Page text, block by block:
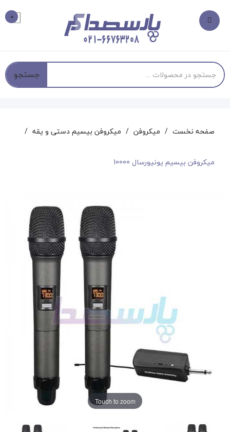
0
جستجو
صفحه نخست میکروفن میکروفن بیسیم دستی و یقه
میکروفن بیسیم یونیورسال 10000
Touch to zoom